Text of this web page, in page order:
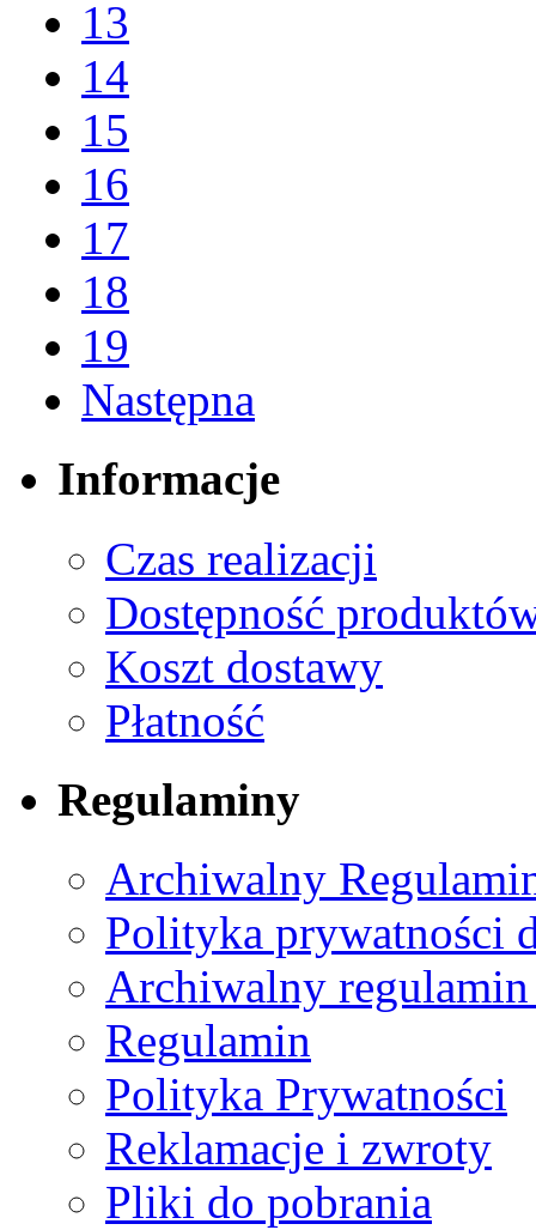
13
14
15
16
17
18
19
Następna
Informacje
Czas realizacji
Dostępność
Koszt dostawy
Płatność
Regulaminy
Archiwalny
Polityka prywatności
Archiwalny
Regulamin
Polityka Prywatności
Reklamacje i zwroty
Pliki do pobrania